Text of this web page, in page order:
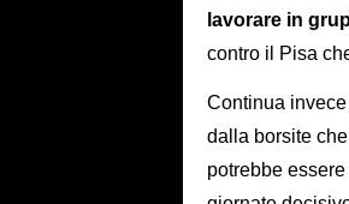
lavorare in
contro il Pisa
Continua invece
dalla borsite
potrebbe